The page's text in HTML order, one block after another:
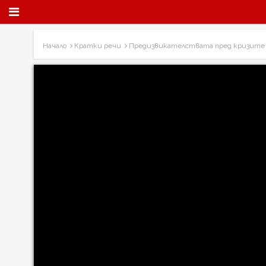
Начало Кратки речи Предизвикателствата пред кризите